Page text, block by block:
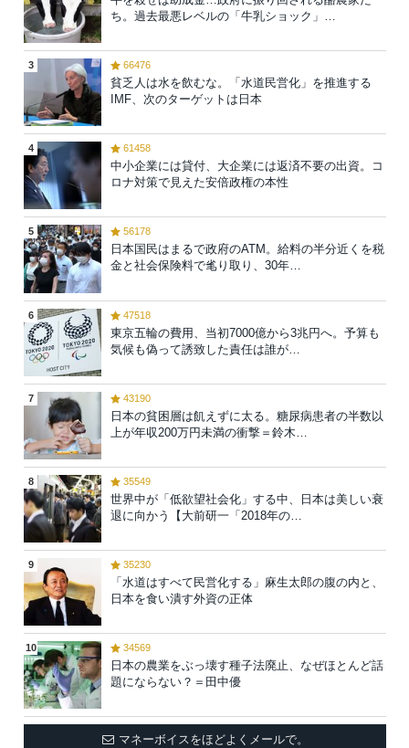
ち。過去最悪レベルの「牛乳ショック」…
3 66476
貧乏人は水を飲むな。「水道民営化」を推進する
IMF、次のターゲットは日本
4 61458
中小企業には貸付、大企業には返済不要の出資。コ
ロナ対策で見えた安倍政権の本性
5 56178
日本国民はまるで政府のATM。給料の半分近くを税
金と社会保険料で毟り取り、30年…
6 47518
東京五輪の費用、当初7000億から3兆円へ。予算も
気候も偽って誘致した責任は誰が…
7 43190
日本の貧困層は飢えずに太る。糖尿病患者の半数以
上が年収200万円未満の衝撃＝鈴木…
8 35549
世界中が「低欲望社会化」する中、日本は美しい衰
退に向かう【大前研一「2018年の…
9 35230
「水道はすべて民営化する」麻生太郎の腹の内と、
日本を食い潰す外資の正体
10 34569
日本の農業をぶっ壊す種子法廃止、なぜほとんど話
題にならない？＝田中優
マネーボイスをほどよくメールで。